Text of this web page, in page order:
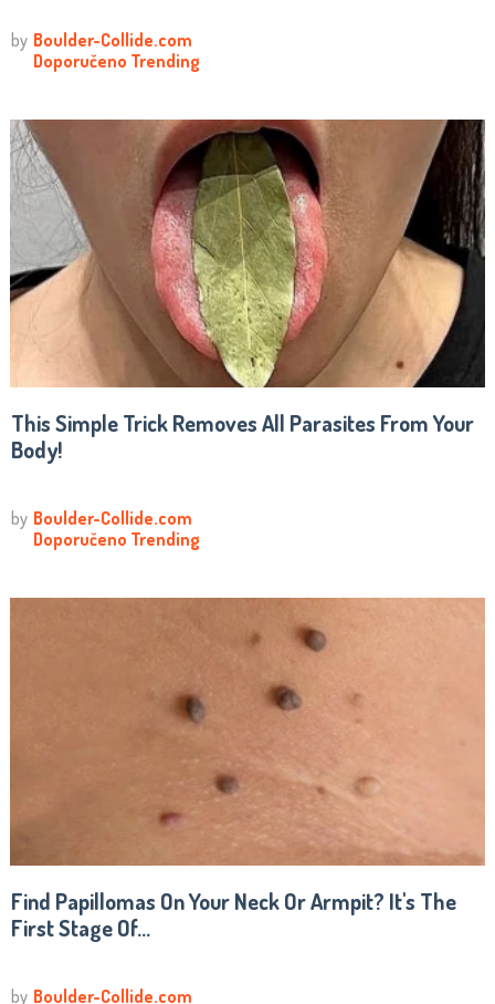
This Simple Trick Removes All Parasites From Your
Body!
Find Papillomas On Your Neck Or Armpit? It's The
First Stage Of...